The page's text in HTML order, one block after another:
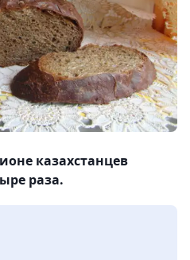
казахстанцев
раза.